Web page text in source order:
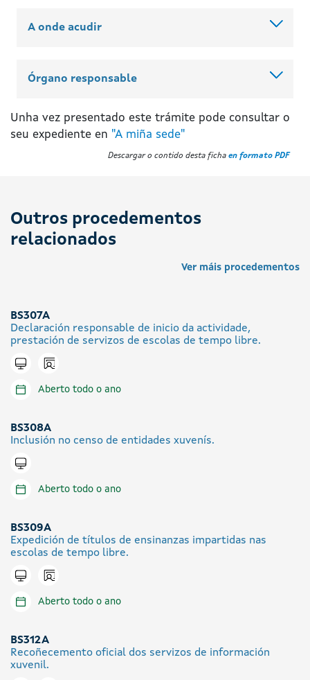
A onde acudir
Órgano responsable
Unha vez presentado este trámite pode consultar o
seu expediente en "A miña sede"
Descargar o contido desta ficha en formato PDF
Outros procedementos
relacionados
Ver máis procedementos
BS307A
Declaración responsable de inicio da actividade,
prestación de servizos de escolas de tempo libre.
Tramitar en liña
Icono presencial
Aberto todo o ano
BS308A
Inclusión no censo de entidades xuvenís.
Tramitar en liña
Aberto todo o ano
BS309A
Expedición de títulos de ensinanzas impartidas nas
escolas de tempo libre.
Tramitar en liña
Icono presencial
Aberto todo o ano
BS312A
Recoñecemento oficial dos servizos de información
xuvenil.